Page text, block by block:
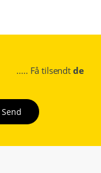
..... Få tilsendt de